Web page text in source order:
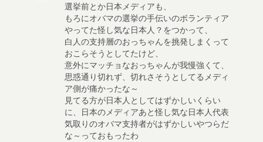
選挙前とか日本メディアも、
もろにオバマの選挙の手伝いのボランティア
やってた怪し気な日本人？をつかって、
白人の支持層のおっちゃんを挑発しまくって
おこらそうとしてたけど、
意外にマッチョなおっちゃんが我慢強くて、
思惑通り切れず、切れさそうとしてるメディ
ア側が痛かったな～
見てる方が日本人としてはずかしいくらい
に、日本のメディアあと怪し気な日本人代表
気取りのオバマ支持者がはずかしいやつらだ
な～っておもったわ